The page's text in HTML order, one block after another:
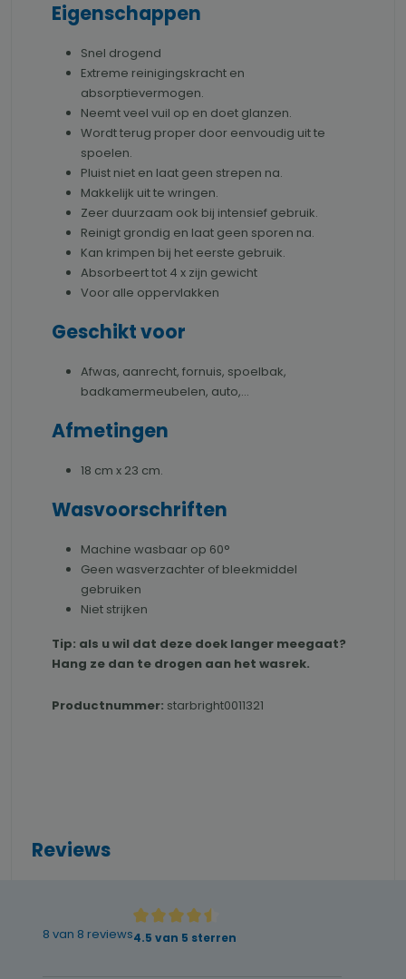
Eigenschappen
Snel drogend
Extreme reinigingskracht en
absorptievermogen.
Neemt veel vuil op en doet glanzen.
Wordt terug proper door eenvoudig uit te
spoelen.
Pluist niet en laat geen strepen na.
Makkelijk uit te wringen.
Zeer duurzaam ook bij intensief gebruik.
Reinigt grondig en laat geen sporen na.
Kan krimpen bij het eerste gebruik.
Absorbeert tot 4 x zijn gewicht
Voor alle oppervlakken
Geschikt voor
Afwas, aanrecht, fornuis, spoelbak,
badkamermeubelen, auto,...
Afmetingen
18 cm x 23 cm.
Wasvoorschriften
Machine wasbaar op 60°
Geen wasverzachter of bleekmiddel
gebruiken
Niet strijken
Tip: als u wil dat deze doek langer meegaat?
Hang ze dan te drogen aan het wasrek.
Productnummer: starbright0011321
Reviews
8 van 8 reviewsGemiddelde waardering van 4.5 van 5 sterren
4.5 van 5 sterren